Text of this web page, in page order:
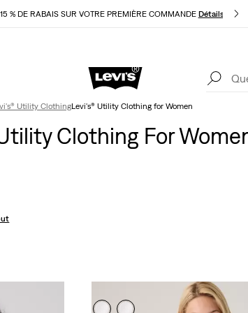
15 % DE RABAIS SUR VOTRE PREMIÈRE COMMANDE Détails
RABAIS ADDITIONNEL SUR LES SOLDES. Appliqué
automatiquement à la caisse.
Détails
Utility ClothingLevi's® Utility Clothing for Women
Clothing For